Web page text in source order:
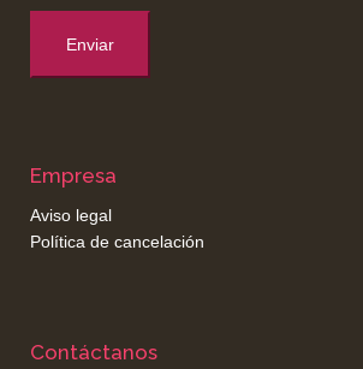
Empresa
Aviso legal
Política de cancelación
Contáctanos